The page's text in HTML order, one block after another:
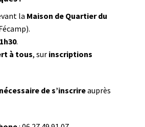
la Maison de Quartier du
1h30.
à tous, sur inscriptions
nécessaire de s’inscrireauprès